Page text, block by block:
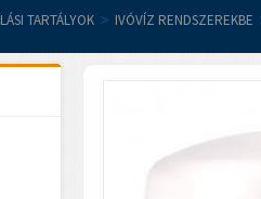
TARTÁLYOK > IVÓVÍZ RENDSZEREKBE